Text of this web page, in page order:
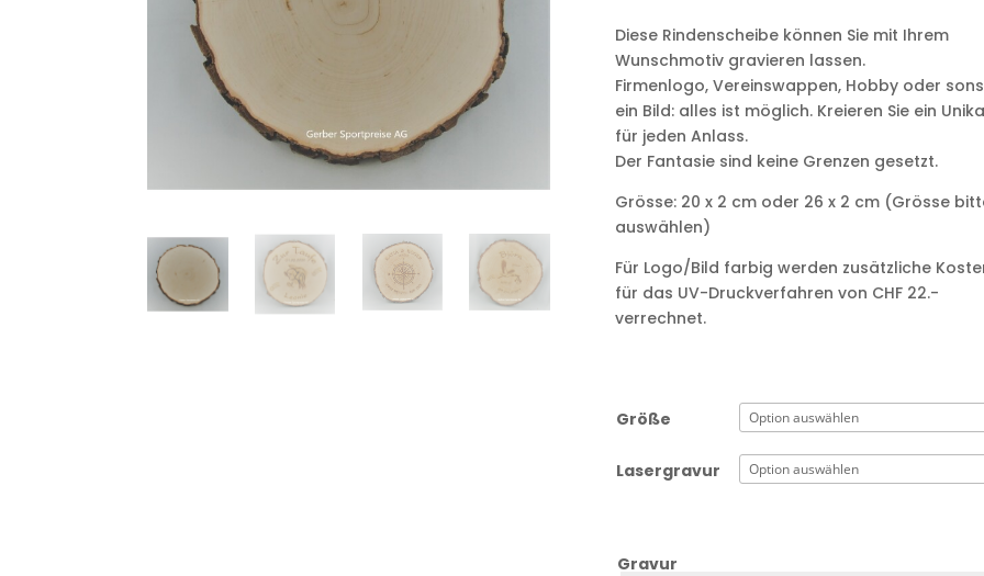
Diese Rindenscheibe können Sie mit Ihrem
Wunschmotiv gravieren lassen.
Firmenlogo, Vereinswappen, Hobby oder
ein Bild: alles ist möglich. Kreieren Sie ein
für jeden Anlass.
Der Fantasie sind keine Grenzen gesetzt.
Grösse: 20 x 2 cm oder 26 x 2 cm (Grösse
auswählen)
Für Logo/Bild farbig werden zusätzliche
für das UV-Druckverfahren von CHF 22.-
verrechnet.
Größe
Lasergravur
Gravur